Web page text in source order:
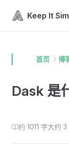
Skip to content
Keep It
首页 博
Dask 是
约 1011 字大约 3